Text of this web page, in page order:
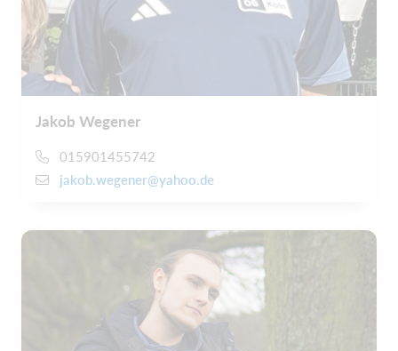
Jakob Wegener
015901455742
jakob.wegener@yahoo.de